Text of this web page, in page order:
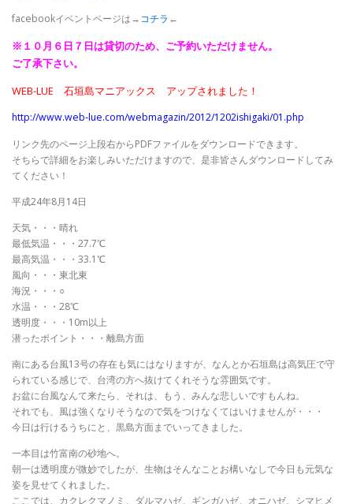
facebookイベントページは→コチラ ←
※１０月６日７日は貸切のため、ご予約いただけません。
ご了承下さい。
WEB-LUE 石垣島マニアックス アップされました！
http://www.web-lue.com/webmagazin/2012/1202ishigaki/01.php
リンク先のページ上段右からPDFファイルをダウンロードできます。
そちらで詳細をお楽しみいただけますので、是非皆さんダウンロードしてみ
てください！
平成24年8月14日
天気・・・晴れ
最低気温・・・27.7℃
最高気温・・・33.1℃
風向・・・東北東
海況・・・○
水温・・・28℃
透明度・・・10m以上
潜ったポイント・・・離島方面
南にある台風13号の存在も気にはなりますが、なんとか石垣島は高気圧で守
られている感じで、台湾の方へ抜けてくれそうな雰囲気です。
お盆に台風なんて来たら、それは、もう、みんな悲しいですもんね。
それでも、風は強くなりそうなので気をつけなくてはいけませんが・・・
今日は行けるうちにと、黒島方面までいってきました。
一本目は竹富南の砂地へ。
朝一は透明度が微妙でしたが、生物はそんなことお構いなしで今日も元気な
姿を見せてくれました。
ここでは、カクレクマノミ、ダルマハゼ、ギンガハゼ、オニハゼ、シマヒメ